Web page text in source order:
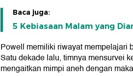
Baca juga:
5 Kebiasaan Malam yang
Powell memiliki riwayat mempelajari
Satu dekade lalu, timnya mensurvei
mengaitkan mimpi aneh dengan